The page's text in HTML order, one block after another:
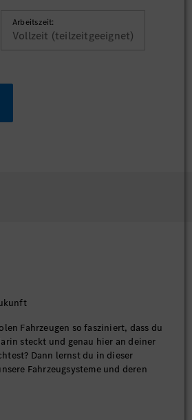
Arbeitszeit:
Vollzeit (teilzeitgeeignet)
Fahrzeugen so fasziniert, dass du
steckt und genau hier an deiner
Dann lernst du in dieser
Fahrzeugsysteme und deren